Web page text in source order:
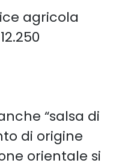
agricola
“salsa di
di origine
orientale si